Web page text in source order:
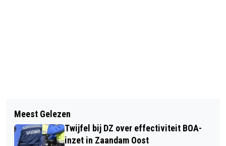
ILSE UIT ASSENDELFT RUIM 130.000
EURO RIJKER DOOR TV-SHOW
EERSTE MEDAILLE MICHAEL KORREL
NA TERUGKEER OP JUDOMAT
Meest Gelezen
Twijfel bij DZ over effectiviteit BOA-
inzet in Zaandam Oost